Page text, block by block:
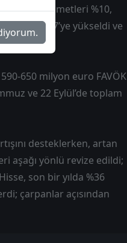
%3, yer hizmetleri %10,
%30,7’ye yükseldi ve
650 milyon euro FAVÖK
ve 22 Eylül’de toplam
desteklerken, artan
aşağı yönlü revize edildi;
son bir yılda %36
çarpanlar açısından
metni Okudum, Anladım ve Kabul ediyorum.